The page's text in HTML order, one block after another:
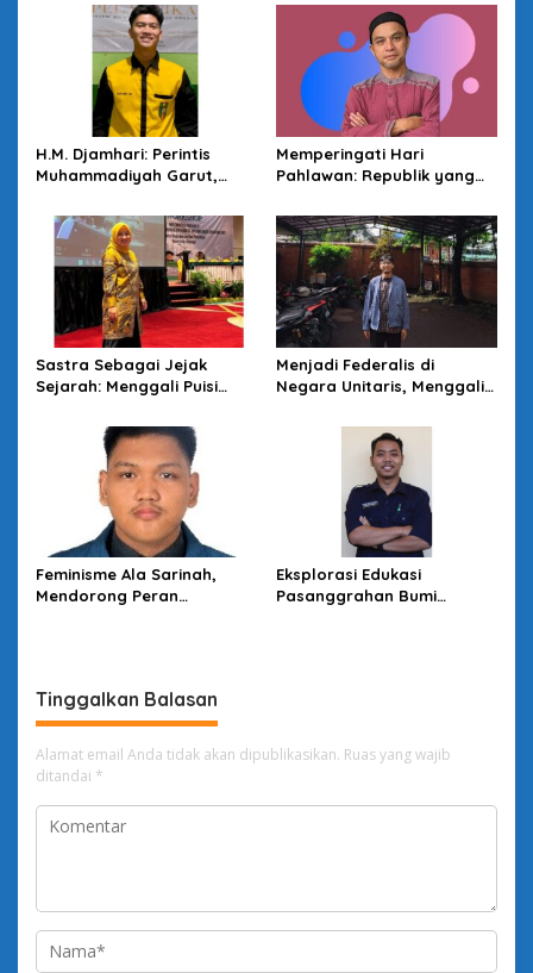
o
s
H.M. Djamhari: Perintis
Muhammadiyah Garut,
Tertua di Jawa Barat
Memperingati Hari
Pahlawan: Republik yang
Sastra Sebagai Jejak
Sejarah: Menggali Puisi
Menjadi Federalis di
Negara Unitaris, Menggali
Sutisna Senjaya
Feminisme Ala Sarinah,
Mendorong Peran
Eksplorasi Edukasi
Pasanggrahan Bumi
Tinggalkan Balasan
Alamat email Anda tidak akan dipublikasikan. Ruas yang wajib
ditandai *